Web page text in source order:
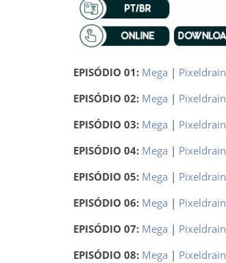
EPISÓDIO 01: Mega | Pixeldrain
EPISÓDIO 02: Mega | Pixeldrain
EPISÓDIO 03: Mega | Pixeldrain
EPISÓDIO 04: Mega | Pixeldrain
EPISÓDIO 05: Mega | Pixeldrain
EPISÓDIO 06: Mega | Pixeldrain
EPISÓDIO 07: Mega | Pixeldrain
EPISÓDIO 08: Mega | Pixeldrain